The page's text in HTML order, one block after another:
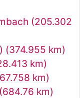
(205.302
(374.955 km)
km)
km)
km)